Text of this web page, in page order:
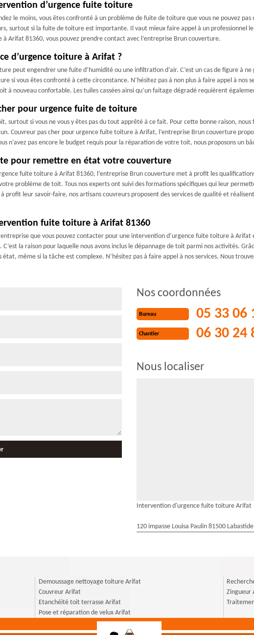
d’urgence fuite toiture
le moins, vous êtes confronté à un problème de fuite de toiture que vous ne pouvez
surtout si la fuite de toiture est importante. Il vaut mieux faire appel à un professionnel
Arifat 81360, vous pouvez prendre contact avec l’entreprise Brun couverture.
d’urgence toiture à Arifat ?
peut engendrer une fuite d’humidité ou une infiltration d’air. C’est un cas de figure à
si vous êtes confronté à cette circonstance. N’hésitez pas à non plus à faire appel à nos
à nouveau confortable. Les tuiles cassées ainsi qu’un faitage dégradé requièrent
pour urgence fuite de toiture
surtout si vous ne vous y êtes pas du tout apprêté à ce fait. Pour cette bonne raison,
Couvreur pas cher pour urgence fuite toiture à Arifat, l’entreprise Brun couverture
n’avez pas encore le budget requis pour la réparation de votre toit, nous proposons un
pour remettre en état votre couverture
fuite toiture à Arifat 81360, l’entreprise Brun couverture met à profit les
problème de toit. Tous nos experts ont suivi des formations spécifiques qui leur
leur savoir-faire, nos artisans couvreurs proposent des services de qualité et
fuite toiture à Arifat 81360
que vous pouvez contacter pour une intervention d’urgence fuite toiture à Arifat
la raison pour laquelle nous avons inclus le dépannage de toit parmi nos activités.
même si la tâche est complexe. N’hésitez pas à faire appel à nos services. Nous
Nos coordonnées
Bureau 05 33 06
Chantier 06 30 24
Nous localiser
Intervention d'urgence fuite toiture Arifat
120 impasse Louisa Paulin 81500
Demoussage nettoyage toiture Arifat
Couvreur Arifat
Etanchéité toit terrasse Arifat
Pose et réparation de velux Arifat
Zingueur